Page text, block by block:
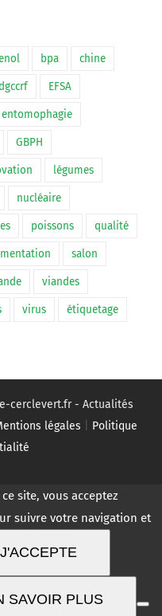
bpa chine
EFSA
entomophagie
GBPH
légumes
nucléaire
poissons qualité
salon
viandes
virus étiquetage
cerclevert.fr - Actualités
légales
Politique
site, vous acceptez
suivre votre navigation et
J'ACCEPTE
SAVOIR PLUS